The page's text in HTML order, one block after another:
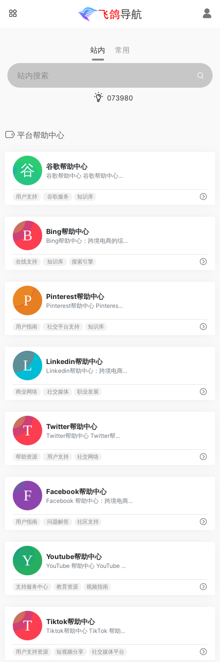
站内 常用
073980
平台帮助中心
谷歌帮助中心
谷歌帮助中心 谷歌帮助中心...
用户支持 谷歌服务 知识库
Bing帮助中心
Bing帮助中心：跨境电商的综...
在线支持 知识库 搜索引擎
Pinterest帮助中心
Pinterest帮助中心 Pinteres...
用户指南 社交平台支持 知识库
Linkedin帮助中心
Linkedin帮助中心：跨境电商...
商业网络 社交媒体 职业发展
Twitter帮助中心
Twitter帮助中心 Twitter帮...
帮助资源 用户支持 社交网络
Facebook帮助中心
Facebook 帮助中心：跨境电商...
用户指南 问题解答 社区支持
Youtube帮助中心
YouTube 帮助中心 YouTube ...
支持服务中心 教育资源 视频指南
Tiktok帮助中心
Tiktok帮助中心 TikTok 帮助...
用户支持资源 短视频分享 社交媒体平台